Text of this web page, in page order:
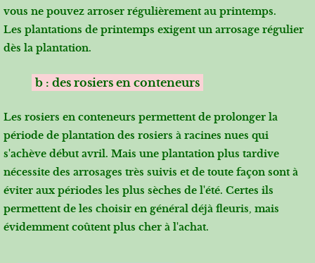
vous ne pouvez arroser régulièrement au printemps.
Les plantations de printemps exigent un arrosage régulier
dès la plantation.
b : des rosiers en conteneurs
Les rosiers en conteneurs permettent de prolonger la
période de plantation des rosiers à racines nues qui
s'achève début avril. Mais une plantation plus tardive
nécessite des arrosages très suivis et de toute façon sont à
éviter aux périodes les plus sèches de l'été. Certes ils
permettent de les choisir en général déjà fleuris, mais
évidemment coûtent plus cher à l'achat.